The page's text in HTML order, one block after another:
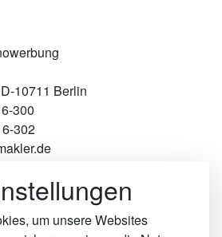
10711 Berlin
300
302
um unsere Websites